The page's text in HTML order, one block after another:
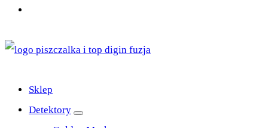
Top Digin Sklep z Wykrywaczami Stworzony Przez
Sklep
Detektory